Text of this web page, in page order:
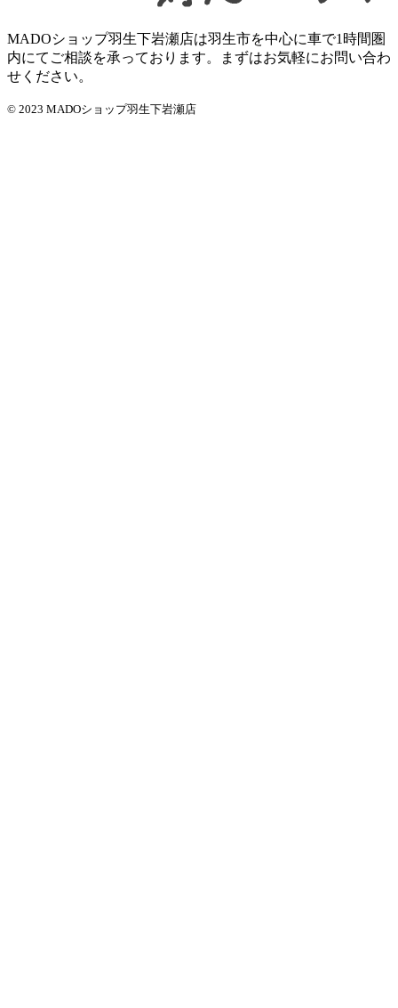
MADOショップ羽生下岩瀬店は羽生市を中心に車で1時間圏
内にてご相談を承っております。まずはお気軽にお問い合わ
せください。
© 2023 MADOショップ羽生下岩瀬店